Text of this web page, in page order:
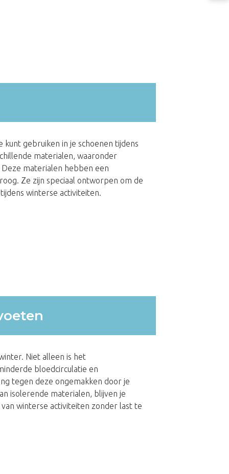
gebruiken in je schoenen tijdens
materialen, waaronder
materialen hebben een
Ze zijn speciaal ontworpen om de
winterse activiteiten.
Niet alleen is het
bloedcirculatie en
tegen deze ongemakken door je
isolerende materialen, blijven je
winterse activiteiten zonder last te